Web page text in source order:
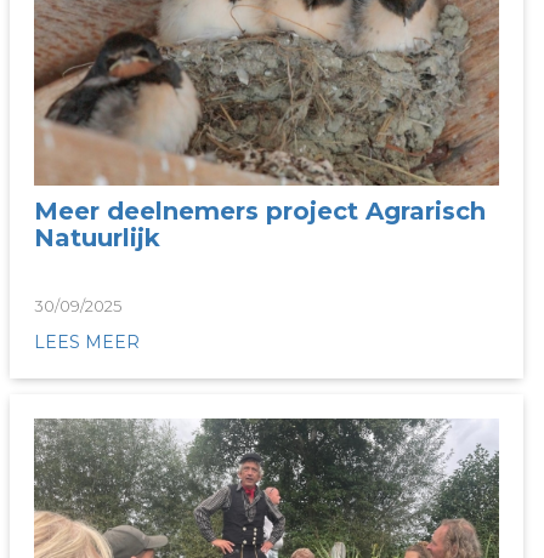
Meer deelnemers project Agrarisch
Natuurlijk
30/09/2025
LEES MEER